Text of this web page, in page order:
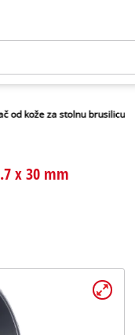
od kože za stolnu brusilicu
x 30 mm